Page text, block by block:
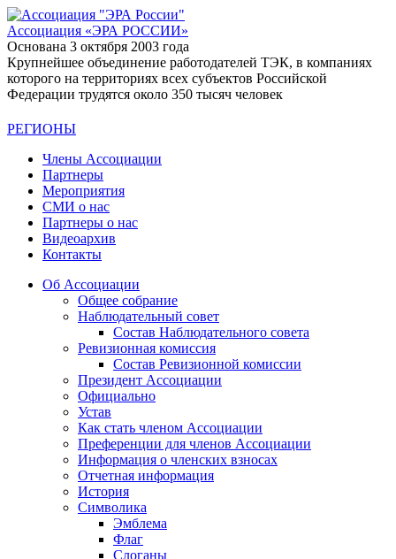
Ассоциация «ЭРА РОССИИ»
Основана 3 октября 2003 года
Крупнейшее объединение работодателей ТЭК, в компаниях
которого на территориях всех субъектов Российской
Федерации трудятся около 350 тысяч человек
РЕГИОНЫ
Члены Ассоциации
Партнеры
Мероприятия
СМИ о нас
Партнеры о нас
Видеоархив
Контакты
Об Ассоциации
Общее собрание
Наблюдательный совет
Состав Наблюдательного совета
Ревизионная комиссия
Состав Ревизионной комиссии
Президент Ассоциации
Официально
Устав
Как стать членом Ассоциации
Преференции для членов Ассоциации
Информация о членских взносах
Отчетная информация
История
Символика
Эмблема
Флаг
Слоганы